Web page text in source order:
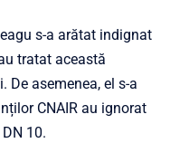
s-a arătat indignat
tratat această
De asemenea, el s-a
CNAIR au ignorat
10.